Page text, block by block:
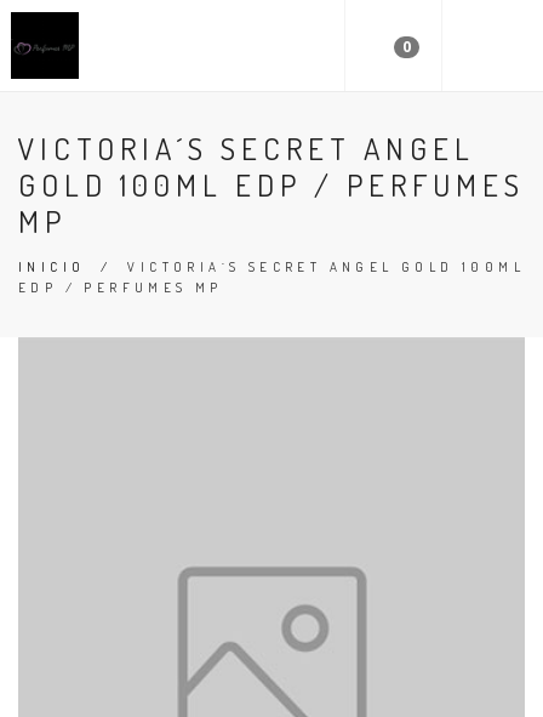
0
VICTORIA´S SECRET ANGEL
GOLD 100ML EDP / PERFUMES
MP
INICIO /VICTORIA´S SECRET ANGEL GOLD 100ML
EDP / PERFUMES MP